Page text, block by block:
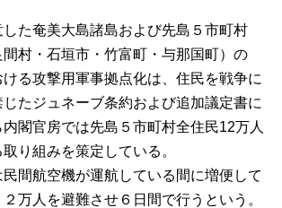
た奄美大島諸島および先島５市町村
間村・石垣市・竹富町・与那国町）の
ける攻撃用軍事拠点化は、住民を戦争に
たジュネーブ条約および追加議定書に
閣官房では先島５市町村全住民12万人
り組みを策定している。
間航空機が運航している間に増便して
万人を避難させ６日間で行うという。